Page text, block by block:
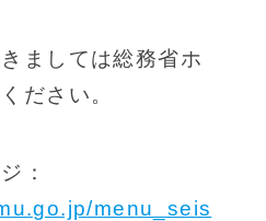
ましては総務省ホ
ださい。
：
menu_seis